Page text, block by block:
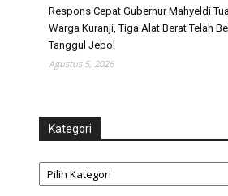
Respons Cepat Gubernur Mahyeldi
Warga Kuranji, Tiga Alat Berat Telah
Tanggul Jebol
Agustus 5, 2026
Kategori
Kategori